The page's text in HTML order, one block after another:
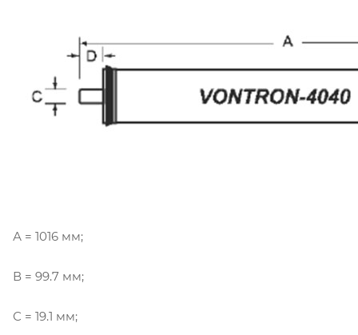
А = 1016 мм;
В = 99.7 мм;
С = 19.1 мм;